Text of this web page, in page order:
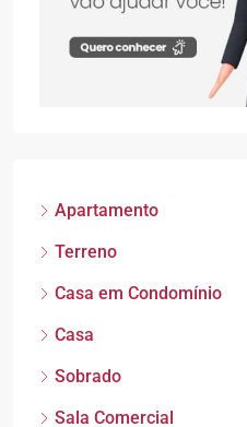
Apartamento
Terreno
Casa em Condomínio
Casa
Sobrado
Sala Comercial